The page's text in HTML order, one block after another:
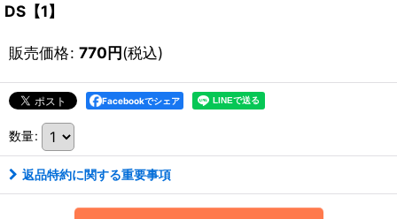
DS【1】
販売価格: 770円(税込)
Facebookでシェア
数量:
返品特約に関する重要事項